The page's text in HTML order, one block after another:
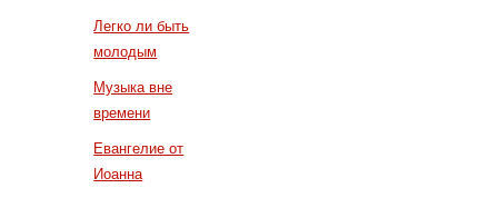
Легко ли быть
молодым
Музыка вне
времени
Евангелие от
Иоанна